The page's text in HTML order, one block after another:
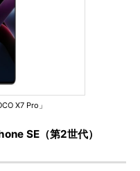
X7 Pro」
SE（第2世代）